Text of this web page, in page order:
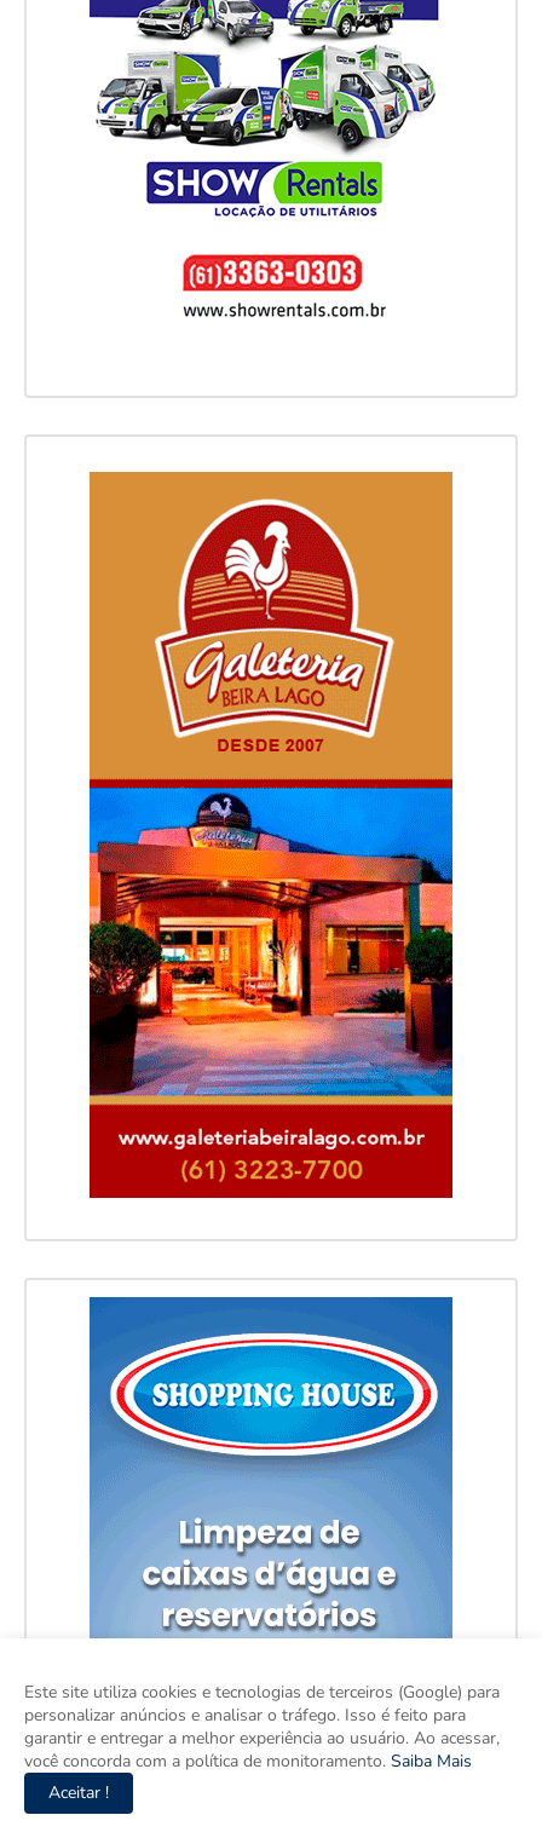
Este site utiliza cookies e tecnologias de terceiros (Google) para
personalizar anúncios e analisar o tráfego. Isso é feito para
garantir e entregar a melhor experiência ao usuário. Ao acessar,
você concorda com a política de monitoramento. Saiba Mais
Aceitar !